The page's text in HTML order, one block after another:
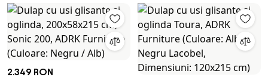
2.349 RON